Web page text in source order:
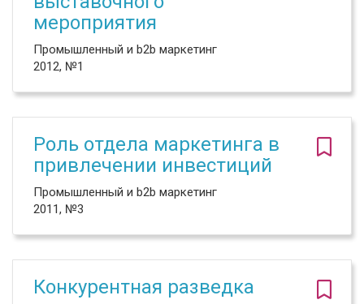
мероприятия
Промышленный и b2b маркетинг
2012, №1
Роль отдела маркетинга в
привлечении инвестиций
Промышленный и b2b маркетинг
2011, №3
Конкурентная разведка